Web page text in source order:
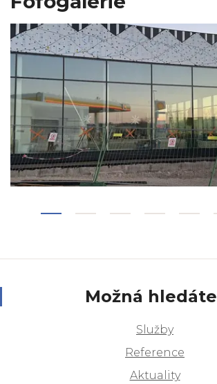
Možná hledáte
Služby
Reference
Aktuality